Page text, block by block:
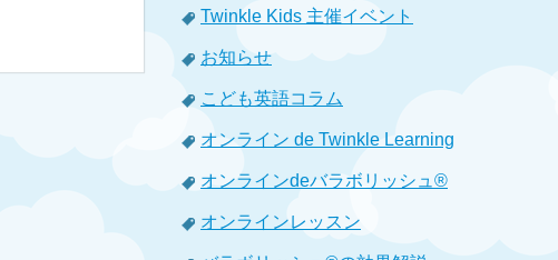
Twinkle Kids 主催イベント
お知らせ
こども英語コラム
オンライン de Twinkle Learning
オンラインdeバラボリッシュ®
オンラインレッスン